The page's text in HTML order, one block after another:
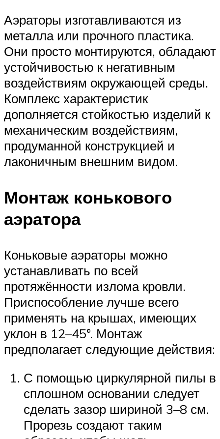
Аэраторы изготавливаются из
металла или прочного пластика.
Они просто монтируются, обладают
устойчивостью к негативным
воздействиям окружающей среды.
Комплекс характеристик
дополняется стойкостью изделий к
механическим воздействиям,
продуманной конструкцией и
лаконичным внешним видом.
Монтаж конькового
аэратора
Коньковые аэраторы можно
устанавливать по всей
протяжённости излома кровли.
Приспособление лучше всего
применять на крышах, имеющих
уклон в 12–45°. Монтаж
предполагает следующие действия:
С помощью циркулярной пилы в
сплошном основании следует
сделать зазор шириной 3–8 см.
Прорезь создают таким